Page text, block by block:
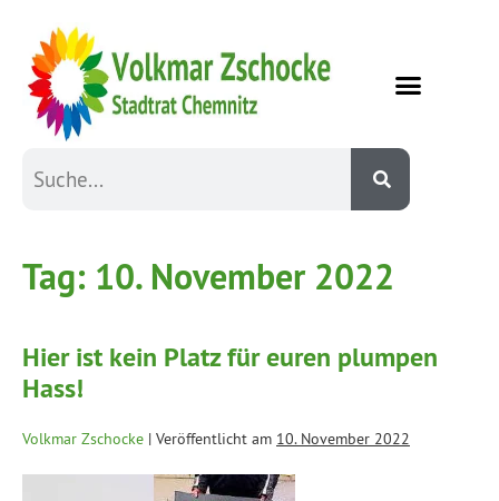
Tag: 10. November 2022
Hier ist kein Platz für euren plumpen
Hass!
Volkmar Zschocke | Veröffentlicht am 10. November 2022